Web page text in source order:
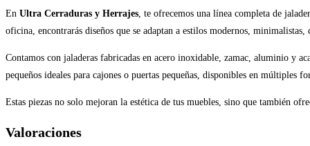
En Ultra Cerraduras y Herrajes, te ofrecemos una línea completa de
oficina, encontrarás diseños que se adaptan a estilos modernos, minimalistas,
Contamos con jaladeras fabricadas en acero inoxidable, zamac, aluminio y
pequeños ideales para cajones o puertas pequeñas, disponibles en múltiples
Estas piezas no solo mejoran la estética de tus muebles, sino que también
Valoraciones